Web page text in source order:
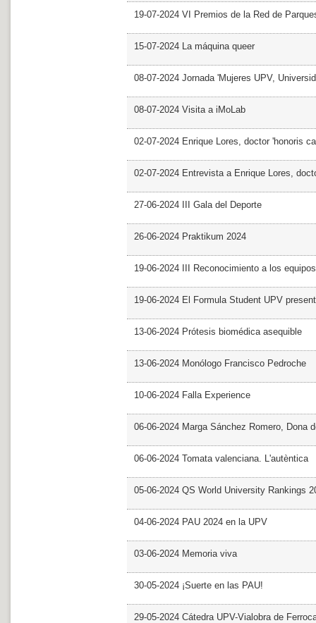
19-07-2024 VI Premios de la Red de
15-07-2024 La máquina queer
08-07-2024 Jornada 'Mujeres UPV,
08-07-2024 Visita a iMoLab
02-07-2024 Enrique Lores, doctor 'honoris
02-07-2024 Entrevista a Enrique Lores,
27-06-2024 III Gala del Deporte
26-06-2024 Praktikum 2024
19-06-2024 III Reconocimiento a los
19-06-2024 El Formula Student UPV
13-06-2024 Prótesis biomédica asequible
13-06-2024 Monólogo Francisco Pedroche
10-06-2024 Falla Experience
06-06-2024 Marga Sánchez Romero, Dona
06-06-2024 Tomata valenciana. L'autèntica
05-06-2024 QS World University Rankings
04-06-2024 PAU 2024 en la UPV
03-06-2024 Memoria viva
30-05-2024 ¡Suerte en las PAU!
29-05-2024 Cátedra UPV-Vialobra de